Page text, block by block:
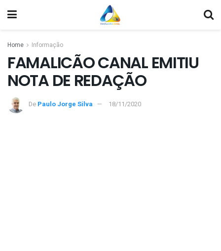
Home Informação
FAMALICÃO CANAL EMITIU
NOTA DE REDAÇÃO
De Paulo Jorge Silva 18/11/2020